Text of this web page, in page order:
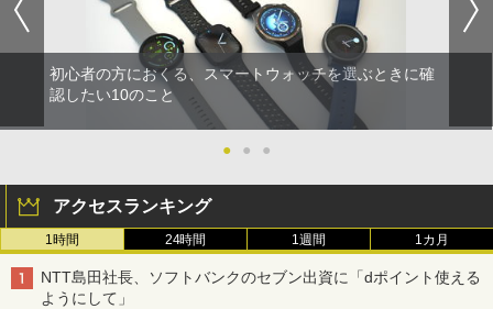
初心者の方におくる、スマートウォッチを選ぶときに確
認したい10のこと
● ● ●
アクセスランキング
1時間 24時間 1週間 1カ月
NTT島田社長、ソフトバンクのセブン出資に「dポイント使える
ようにして」